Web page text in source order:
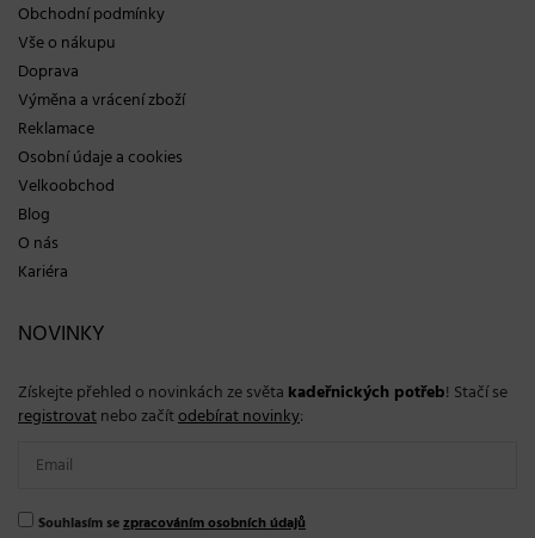
Obchodní podmínky
Vše o nákupu
Doprava
Výměna a vrácení zboží
Reklamace
Osobní údaje a cookies
Velkoobchod
Blog
O nás
Kariéra
NOVINKY
Získejte přehled o novinkách ze světa kadeřnických potřeb! Stačí se
registrovatnebo začítodebírat novinky:
Souhlasím sezpracováním osobních údajů